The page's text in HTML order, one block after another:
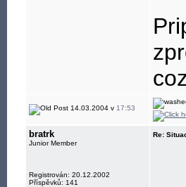
14.03.2004 v 17:53
bratrk
Junior Member
Registrován: 20.12.2002
Příspěvků: 141
Re: